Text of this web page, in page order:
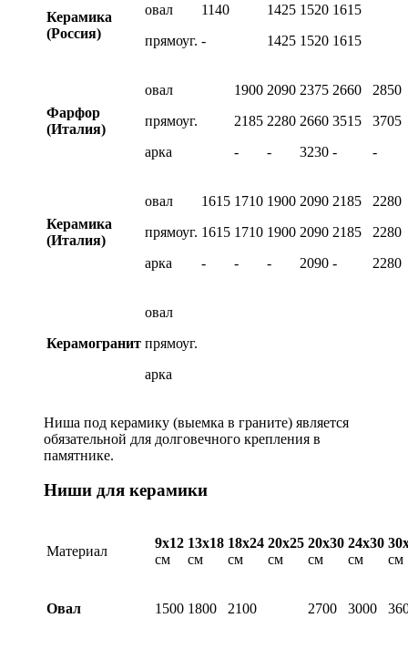
Керамика
(Россия)
овал
прямоуг.
1140
-
1425
1425
1520
1520
1615
1615
Фарфор
(Италия)
овал
прямоуг.
арка
1900
2185
-
2090
2280
-
2375
2660
3230
2660
3515
-
2850
3705
-
Керамика
(Италия)
овал
прямоуг.
арка
1615
1615
-
1710
1710
-
1900
1900
-
2090
2090
2090
2185
2185
-
2280
2280
2280
Керамогранит
овал
прямоуг.
арка
Ниша под керамику (выемка в граните) является
обязательной для долговечного крепления в
памятнике.
Ниши для керамики
Материал
9х12
см
13х18
см
18х24
см
20х25
см
20х30
см
24х30
см
см
Овал 1500 1800 2100 2700 3000